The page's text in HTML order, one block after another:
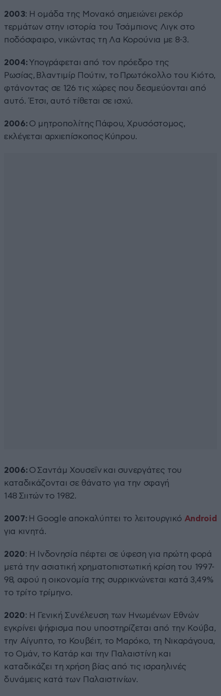
2003: Η ομάδα της Μονακό σημειώνει ρεκόρ
τερμάτων στην ιστορία του Τσάμπιονς Λιγκ στο
ποδόσφαιρο, νικώντας τη Λα Κορούνια με 8-3.
2004:Υπογράφεται από τον πρόεδρο της
Ρωσίας, Βλαντιμίρ Πούτιν, το Πρωτόκολλο του Κιότο,
φτάνοντας σε 126 τις χώρες που δεσμεύονται από
αυτό. Έτσι, αυτό τίθεται σε ισχύ.
2006: O μητροπολίτης Πάφου, Χρυσόστομος,
εκλέγεται αρχιεπίσκοπος Κύπρου.
2006: Ο Σαντάμ Χουσεΐν και συνεργάτες του
καταδικάζονται σε θάνατο για την σφαγή
148 Σιιτών το 1982.
2007: Η Google αποκαλύπτει το λειτουργικό Android
για κινητά.
2020: Η Ινδονησία πέφτει σε ύφεση για πρώτη φορά
μετά την ασιατική χρηματοπιστωτική κρίση του 1997-
98, αφού η οικονομία της συρρικνώνεται κατά 3,49%
το τρίτο τρίμηνο.
2020: Η Γενική Συνέλευση των Ηνωμένων Εθνών
εγκρίνει ψήφισμα που υποστηρίζεται από την Κούβα,
την Αίγυπτο, το Κουβέιτ, το Μαρόκο, τη Νικαράγουα,
το Ομάν, το Κατάρ και την Παλαιστίνη και
καταδικάζει τη χρήση βίας από τις ισραηλινές
δυνάμεις κατά των Παλαιστινίων.